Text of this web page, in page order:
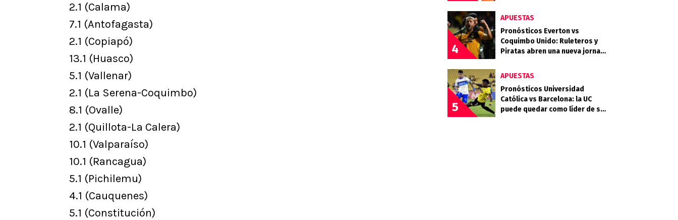
2.1 (Calama)
7.1 (Antofagasta)
2.1 (Copiapó)
13.1 (Huasco)
5.1 (Vallenar)
2.1 (La Serena-Coquimbo)
8.1 (Ovalle)
2.1 (Quillota-La Calera)
10.1 (Valparaíso)
10.1 (Rancagua)
5.1 (Pichilemu)
4.1 (Cauquenes)
5.1 (Constitución)
4
APUESTAS
Pronósticos Everton vs
Coquimbo Unido: Ruleteros y
Piratas abren una nueva jornada
5
APUESTAS
Pronósticos Universidad
Católica vs Barcelona: la UC
puede quedar como líder de su